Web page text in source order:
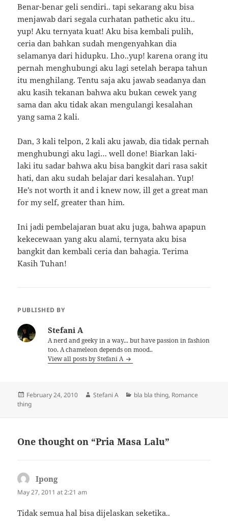
Benar-benar geli sendiri.. tapi sekarang aku bisa
menjawab dari segala curhatan pathetic aku itu..
yup! Aku ternyata kuat! Aku bisa kembali pulih,
ceria dan bahkan sudah mengenyahkan dia
selamanya dari hidupku. Lho..yup! karena orang itu
pernah menghubungi aku lagi setelah berapa tahun
itu menghilang. Tentu saja aku jawab seadanya dan
aku kasih tekanan bahwa aku bukan cewek yang
sama dan aku tidak akan mengulangi kesalahan
yang sama 2 kali.
Dan, 3 kali telpon, 2 kali aku jawab, dia tidak pernah
menghubungi aku lagi… well done! Biarkan laki-
laki itu sadar bahwa aku bisa bangkit dari rasa sakit
hati, dan aku sudah belajar dari kesalahan. Yup!
He’s not worth it and i knew now, ill get a great man
for my self, greater than him.
Ini jadi pembelajaran buat aku juga, bahwa apapun
kekecewaan yang aku alami, ternyata aku bisa
bangkit dan kembali ceria dan bahagia. Terima
Kasih Tuhan!
PUBLISHED BY
Stefani A
A nerd and geeky in a way... but have passion in fashion
too. A chameleon depends on mood..
View all posts by Stefani A
Posted
on
February 24, 2010 Author
Stefani A Categories
bla bla thing, Romance
thing
One thought on “Pria Masa Lalu”
Ipongsays:
May 27, 2011 at 2:21 am
Tidak semua hal bisa dijelaskan seketika..